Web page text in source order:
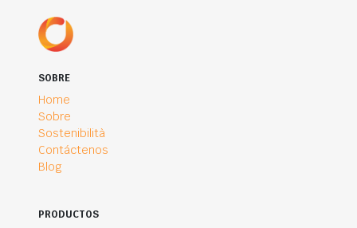
SOBRE
Home
Sobre
Sostenibilità
Contáctenos
Blog
PRODUCTOS